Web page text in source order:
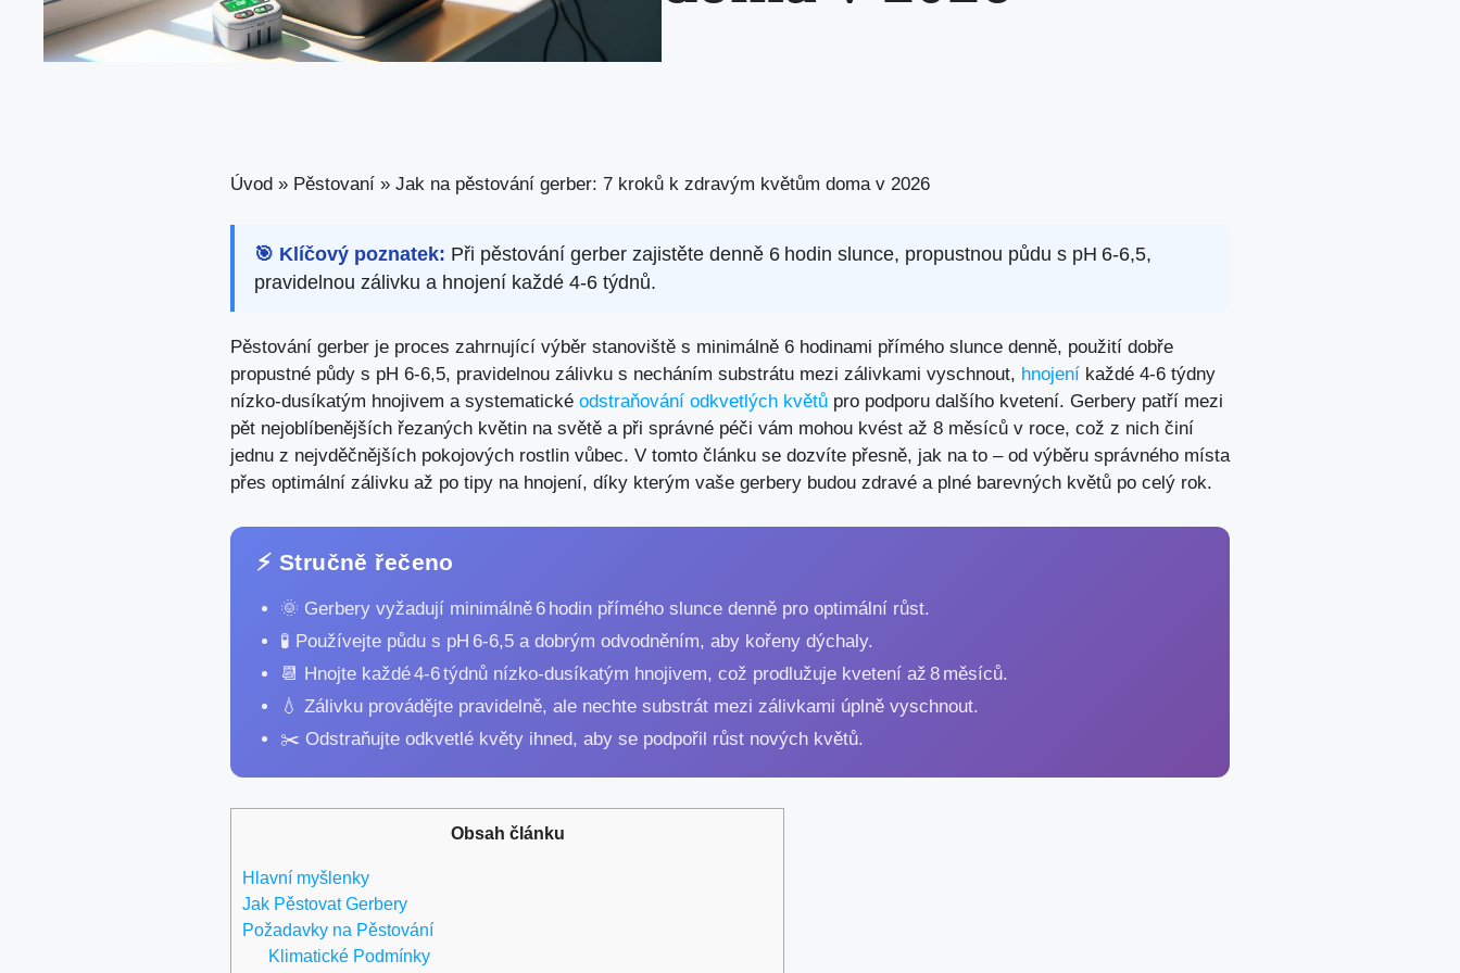
Úvod » Pěstovaní » Jak na pěstování gerber: 7 kroků k zdravým květům doma v 2026
🎯 Klíčový poznatek: Při pěstování gerber zajistěte denně 6 hodin slunce, propustnou půdu s pH 6‑6,5,
pravidelnou zálivku a hnojení každé 4‑6 týdnů.
Pěstování gerber je proces zahrnující výběr stanoviště s minimálně 6 hodinami přímého slunce denně, použití dobře
propustné půdy s pH 6-6,5, pravidelnou zálivku s necháním substrátu mezi zálivkami vyschnout, hnojení každé 4-6 týdny
nízko-dusíkatým hnojivem a systematické odstraňování odkvetlých květů pro podporu dalšího kvetení. Gerbery patří mezi
pět nejoblíbenějších řezaných květin na světě a při správné péči vám mohou kvést až 8 měsíců v roce, což z nich činí
jednu z nejvděčnějších pokojových rostlin vůbec. V tomto článku se dozvíte přesně, jak na to – od výběru správného místa
přes optimální zálivku až po tipy na hnojení, díky kterým vaše gerbery budou zdravé a plné barevných květů po celý rok.
⚡ Stručně řečeno
🌞 Gerbery vyžadují minimálně 6 hodin přímého slunce denně pro optimální růst.
🧪 Používejte půdu s pH 6‑6,5 a dobrým odvodněním, aby kořeny dýchaly.
📆 Hnojte každé 4‑6 týdnů nízko‑dusíkatým hnojivem, což prodlužuje kvetení až 8 měsíců.
💧 Zálivku provádějte pravidelně, ale nechte substrát mezi zálivkami úplně vyschnout.
✂️ Odstraňujte odkvetlé květy ihned, aby se podpořil růst nových květů.
Obsah článku
Hlavní myšlenky
Jak Pěstovat Gerbery
Požadavky na Pěstování
Klimatické Podmínky